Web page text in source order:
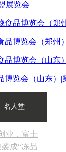
展览会
博览会（郑州）
博览会（山东）|
名人堂
业，富士
成“冻品